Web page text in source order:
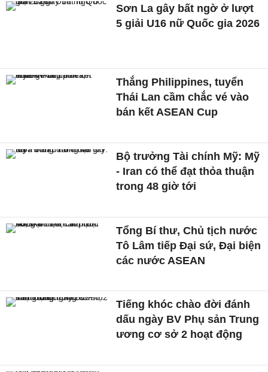
Sơn La gây bất ngờ ở lượt
5 giải U16 nữ Quốc gia 2026
Thắng Philippines, tuyển
Thái Lan cầm chắc vé vào
bán kết ASEAN Cup
Bộ trưởng Tài chính Mỹ: Mỹ
- Iran có thể đạt thỏa thuận
trong 48 giờ tới
Tổng Bí thư, Chủ tịch nước
Tô Lâm tiếp Đại sứ, Đại biện
các nước ASEAN
Tiếng khóc chào đời đánh
dấu ngày BV Phụ sản Trung
ương cơ sở 2 hoạt động